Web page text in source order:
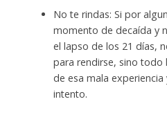
No te rindas: Si por
momento de decaída y
el lapso de los 21 días,
para rendirse, sino
de esa mala
intento.